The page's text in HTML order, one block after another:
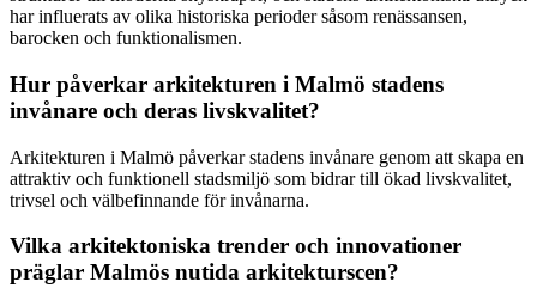
har influerats av olika historiska perioder såsom renässansen,
barocken och funktionalismen.
Hur påverkar arkitekturen i Malmö stadens
invånare och deras livskvalitet?
Arkitekturen i Malmö påverkar stadens invånare genom att skapa en
attraktiv och funktionell stadsmiljö som bidrar till ökad livskvalitet,
trivsel och välbefinnande för invånarna.
Vilka arkitektoniska trender och innovationer
präglar Malmös nutida arkitekturscen?